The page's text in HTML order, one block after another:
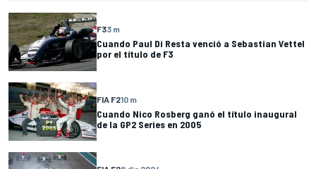
F33 m
Cuando Paul Di Resta venció a Sebastian Vettel
por el título de F3
FIA F210 m
Cuando Nico Rosberg ganó el título inaugural
de la GP2 Series en 2005